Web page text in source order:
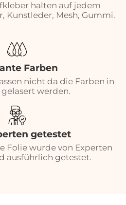
halten auf jedem
Kunstleder, Mesh, Gummi.
Farben
nicht da die Farben in
werden.
getestet
Folie wurde von Experten
ausführlich getestet.